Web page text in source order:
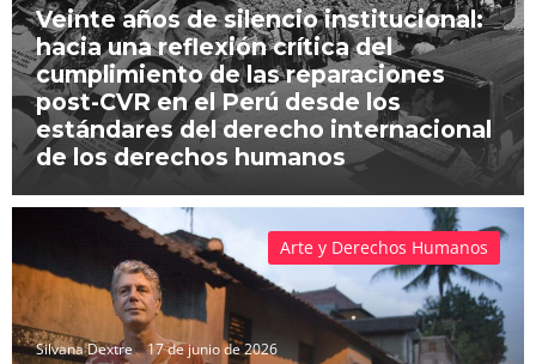
Veinte años de silencio institucional:
hacia una reflexión crítica del
cumplimiento de las reparaciones
post-CVR en el Perú desde los
estándares del derecho internacional
de los derechos humanos
Silvana Dextre 17 de junio de 2026
Arte y Derechos Humanos